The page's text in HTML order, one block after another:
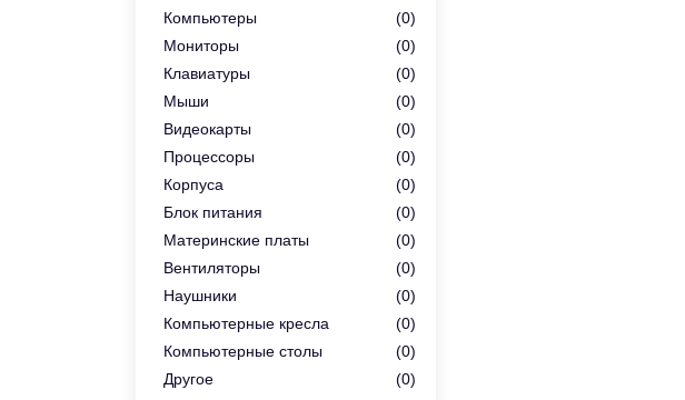
Компьютеры
(0)
Мониторы
(0)
Клавиатуры
(0)
Мыши
(0)
Видеокарты
(0)
Процессоры
(0)
Корпуса
(0)
Блок питания
(0)
Материнские платы
(0)
Вентиляторы
(0)
Наушники
(0)
Компьютерные кресла
(0)
Компьютерные столы
(0)
Другое
(0)